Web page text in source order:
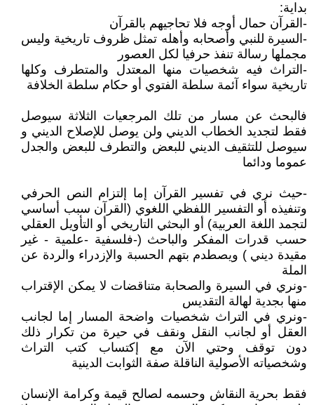
بداية:
-القرآن حمال أوجه فلا تحاجيهم بالقرآن
-السيرة للنبي وأصحابه وأهله تمثل ظروف تاريخية وليس
مجملها رسالة تنفذ حرفيا لكل العصور
-التراث فيه شخصيات منها المعتدل والمتطرف وكلها
تاريخية سواء آئمة سلطة الفتوي أو حكام سلطة الخلافة
فالبحث عن مسار من تلك المرجعيات الثلاثة سيوصل
فقط لتجديد الخطاب الديني ولن يوصل للإصلاح الديني و
سيوصل للتثقيف الديني للبعض والتطرف للبعض والجدل
عموما ودائما
-حيث نري في تفسير القرآن إما إلتزام النص الحرفي
وتنفيذه أو التفسير اللفظي اللغوي (القرآن سبب أساسي
لتجمد اللغة العربية) أو البحثي التاريخي أو التأويل العقلي
حسب قدرات المفكر والباحث (-فلسفية -علمية - غير
مقيدة ديني ) ويصطدم بتهم الحسبة والإزدراء والردة عن
الملة
-ونري في السيرة والصحابة متناقضات لا يمكن الإقتراب
منها بجدية لهالة التقديس
-ونري في التراث شخصيات واضحة المسار إما لجانب
العقل أو لجانب النقل ونقف في حيرة من تكرار ذلك
دون توقف وحتي الآن مع إكتساب كتب التراث
وشخصياته الأصولية الناقلة صفة الثوابت الدينية
فقط بحرية النقاش وحسمه لصالح قيمة وكرامة الإنسان